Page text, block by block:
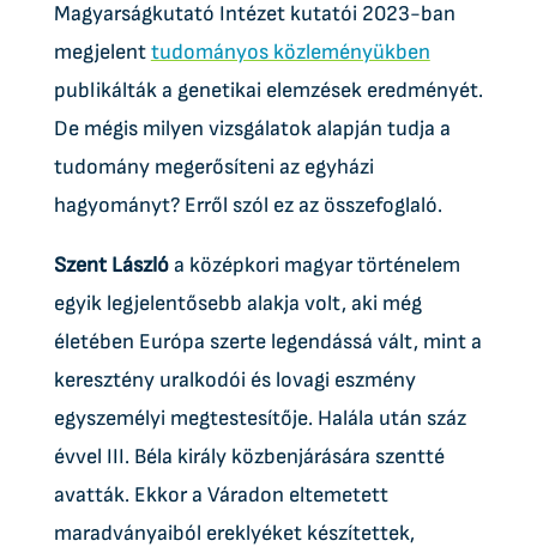
Magyarságkutató Intézet kutatói 2023-ban
megjelenttudományos közleményükben
publikálták a genetikai elemzések eredményét.
De mégis milyen vizsgálatok alapján tudja a
tudomány megerősíteni az egyházi
hagyományt? Erről szól ez az összefoglaló.
Szent Lászlóa középkori magyar történelem
egyik legjelentősebb alakja volt, aki még
életében Európa szerte legendássá vált, mint a
keresztény uralkodói és lovagi eszmény
egyszemélyi megtestesítője. Halála után száz
évvel III. Béla király közbenjárására szentté
avatták. Ekkor a Váradon eltemetett
maradványaiból ereklyéket készítettek,